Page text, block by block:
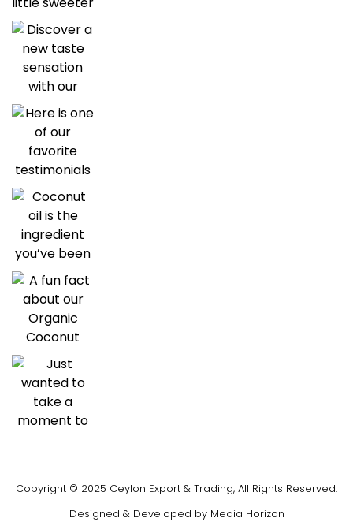
Copyright © 2025 Ceylon Export & Trading, All Rights Reserved.
Designed & Developed by Media Horizon